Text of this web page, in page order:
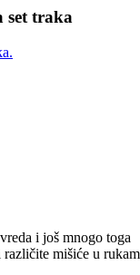
set traka
i još mnogo toga
mišiće u